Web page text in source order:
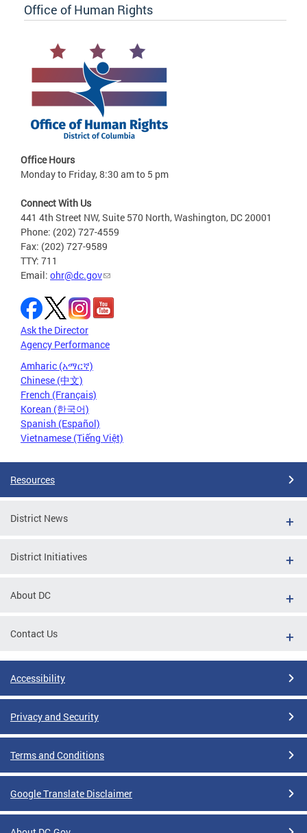
Office of Human Rights
Office Hours
Monday to Friday, 8:30 am to 5 pm
Connect With Us
441 4th Street NW, Suite 570 North, Washington, DC 20001
Phone: (202) 727-4559
Fax: (202) 727-9589
TTY: 711
Email: ohr@dc.gov
Ask the Director
Agency Performance
Amharic (አማርኛ)
Chinese (中文)
French (Français)
Korean (한국어)
Spanish (Español)
Vietnamese (Tiếng Việt)
Resources
District News
District Initiatives
About DC
Contact Us
Accessibility
Privacy and Security
Terms and Conditions
Google Translate Disclaimer